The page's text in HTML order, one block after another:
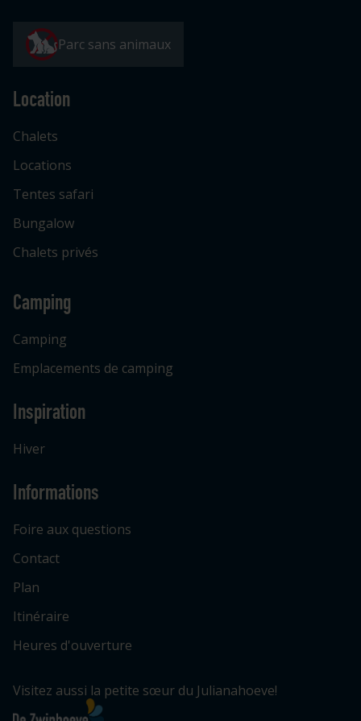
Parc sans animaux
Location
Chalets
Locations
Tentes safari
Bungalow
Chalets privés
Camping
Camping
Emplacements de camping
Inspiration
Hiver
Informations
Foire aux questions
Contact
Plan
Itinéraire
Heures d'ouverture
Visitez aussi la petite sœur du Julianahoeve!